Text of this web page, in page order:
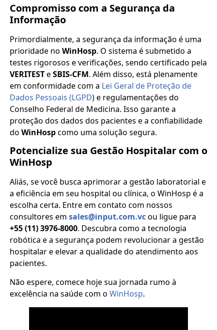
Compromisso com a Segurança da
Informação
Primordialmente, a segurança da informação é uma
prioridade no WinHosp. O sistema é submetido a
testes rigorosos e verificações, sendo certificado pela
VERITESTeSBIS-CFM. Além disso, está plenamente
em conformidade com a Lei Geral de Proteção de
Dados Pessoais (LGPD) e regulamentações do
Conselho Federal de Medicina. Isso garante a
proteção dos dados dos pacientes e a confiabilidade
do WinHospcomo uma solução segura.
Potencialize sua Gestão Hospitalar com o
WinHosp
Aliás, se você busca aprimorar a gestão laboratorial e
a eficiência em seu hospital ou clínica, o WinHosp é a
escolha certa. Entre em contato com nossos
consultores em sales@input.com.vcou ligue para
+55 (11) 3976-8000. Descubra como a tecnologia
robótica e a segurança podem revolucionar a gestão
hospitalar e elevar a qualidade do atendimento aos
pacientes.
Não espere, comece hoje sua jornada rumo à
excelência na saúde com o WinHosp.